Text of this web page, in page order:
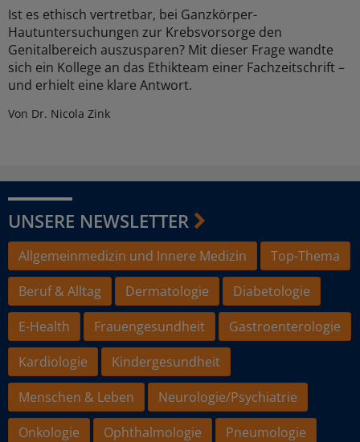
Ist es ethisch vertretbar, bei Ganzkörper-
Hautuntersuchungen zur Krebsvorsorge den
Genitalbereich auszusparen? Mit dieser Frage wandte
sich ein Kollege an das Ethikteam einer Fachzeitschrift –
und erhielt eine klare Antwort.
Von Dr. Nicola Zink
UNSERE NEWSLETTER
Allgemeinmedizin und Innere Medizin
Top-Thema
Beruf & Alltag
Dermatologie
Diabetologie
E-Health
Frauengesundheit
Gastroenterologie
Kardiologie
Kindergesundheit
Menschen & Leben
Neurologie/Psychiatrie
Onkologie
Ophthalmologie
Pneumologie